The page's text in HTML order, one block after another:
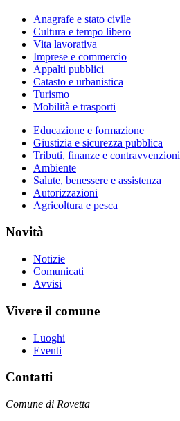
Anagrafe e stato civile
Cultura e tempo libero
Vita lavorativa
Imprese e commercio
Appalti pubblici
Catasto e urbanistica
Turismo
Mobilità e trasporti
Educazione e formazione
Giustizia e sicurezza pubblica
Tributi, finanze e contravvenzioni
Ambiente
Salute, benessere e assistenza
Autorizzazioni
Agricoltura e pesca
Novità
Notizie
Comunicati
Avvisi
Vivere il comune
Luoghi
Eventi
Contatti
Comune di Rovetta